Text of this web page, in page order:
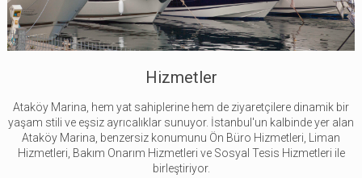
Hizmetler
Ataköy Marina, hem yat sahiplerine hem de ziyaretçilere dinamik bir
yaşam stili ve eşsiz ayrıcalıklar sunuyor. İstanbul'un kalbinde yer alan
Ataköy Marina, benzersiz konumunu Ön Büro Hizmetleri, Liman
Hizmetleri, Bakım Onarım Hizmetleri ve Sosyal Tesis Hizmetleri ile
birleştiriyor.